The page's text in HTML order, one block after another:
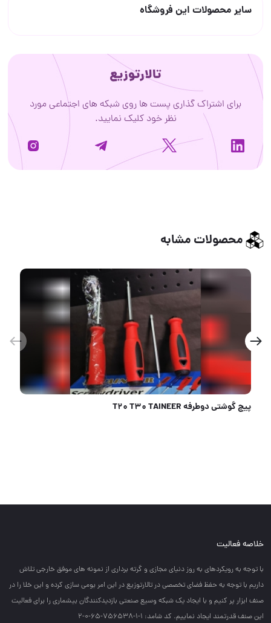
سایر محصولات این فروشگاه
تالارتوزیع
برای اشتراک گذاری پست ها روی شبکه های اجتماعی مورد
نظر خود کلیک نمایید.
محصولات مشابه
خلاصه فعالیت
با توجه به رويكردهاي به روز دنياي مجازي و گرته برداري از نمونه هاي موفق خارجي تلاش
داريم با توجه به حفظ فضاي تخصصي در تالارتوزيع در اين امر بومي سازي كرده و اين خلا را در
صنف ابزار پر كنيم و با ايجاد يك شبكه وسيع صنعتي بازديدكنندگان بيشماري را براي فعاليت
اين صنف قدرتمند ايجاد نماييم. کد شامد: 1-1-756538-65-0-2